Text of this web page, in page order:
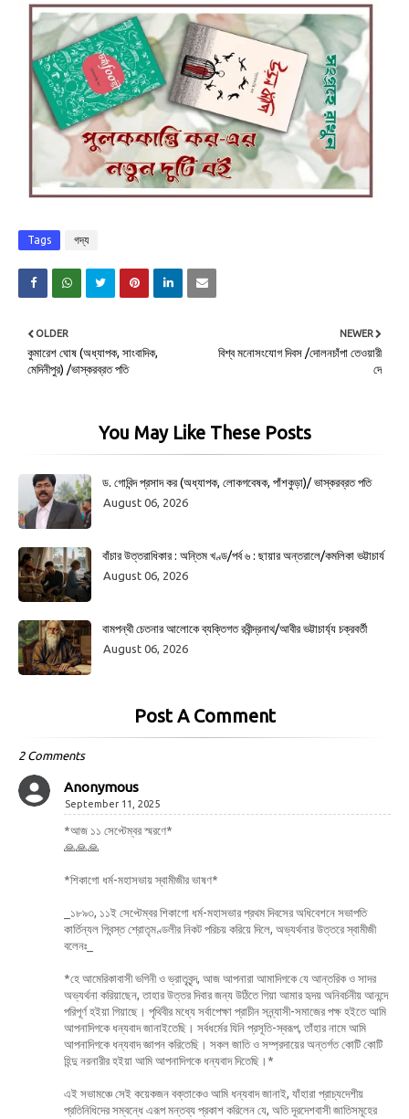
Tags গদ্য
NEWER
বিশ্ব মনোসংযোগ দিবস /দোলনচাঁপা তেওয়ারী
দে
OLDER
কুমারেশ ঘোষ (অধ্যাপক, সাংবাদিক,
মেদিনীপুর) /ভাস্করব্রত পতি
You May Like These Posts
ড. গোবিন্দ প্রসাদ কর (অধ্যাপক, লোকগবেষক, পাঁশকুড়া)/ ভাস্করব্রত পতি
August 06, 2026
বাঁচার উত্তরাধিকার : অন্তিম খণ্ড/পর্ব ৬ : ছায়ার অন্তরালে/কমলিকা ভট্টাচার্য
August 06, 2026
বামপন্থী চেতনার আলোকে ব্যক্তিগত রবীন্দ্রনাথ/আবীর ভট্টাচার্য্য চক্রবর্তী
August 06, 2026
Post A Comment
2 Comments
Anonymous
September 11, 2025
*আজ ১১ সেপ্টেম্বর স্মরণে*
🙏🙏🙏
*শিকাগো ধর্ম-মহাসভায় স্বামীজীর ভাষণ*
_১৮৯৩, ১১ই সেপ্টেম্বর শিকাগো ধর্ম-মহাসভার প্রথম দিবসের অধিবেশনে সভাপতি
কার্তিন্যল গিবন্স্ত শ্রোতৃমণ্ডলীর নিকট পরিচয় করিয়ে দিলে, অভ্যর্থনার উত্তরে স্বামীজী
বলেনঃ_
*হে আমেরিকাবাসী ভগিনী ও ভ্রাতৃবৃন্দ, আজ আপনারা আমাদিগকে যে আন্তরিক ও সাদর
অভ্যর্থনা করিয়াছেন, তাহার উত্তর দিবার জন্য উঠিতে গিয়া আমার হৃদয় অনিবর্চনীয় আনন্দে
পরিপূর্ণ হইয়া গিয়াছে। পৃথিবীর মধ্যে সর্বাপেক্ষা প্রাচীন সন্ন্যাসী-সমাজের পক্ষ হইতে আমি
আপনাদিগকে ধন্যবাদ জানাইতেছি। সর্বধর্মের যিনি প্রসূতি-স্বরূপ, তাঁহার নামে আমি
আপনাদিগকে ধন্যবাদ জ্ঞাপন করিতেছি। সকল জাতি ও সম্প্রদায়ের অন্তর্গত কোটি কোটি
হিন্দু নরনারীর হইয়া আমি আপনাদিগকে ধন্যবাদ দিতেছি।*
এই সভামঞ্চে সেই কয়েকজন বক্তাকেও আমি ধন্যবাদ জানাই, যাঁহারা প্রাচ্যদেশীয়
প্রতিনিধিদের সম্বন্ধে এরূপ মন্তব্য প্রকাশ করিলেন যে, অতি দূরদেশবাসী জাতিসমূহের